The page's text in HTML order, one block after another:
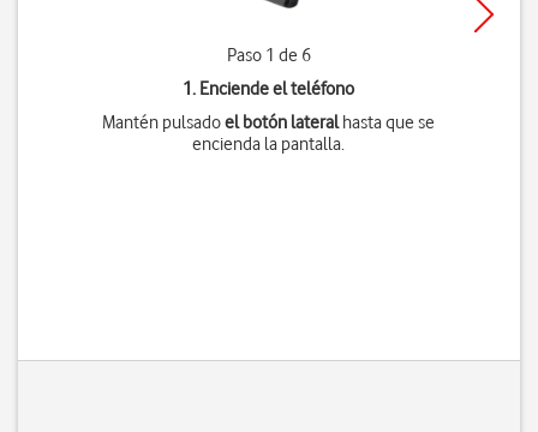
Paso 1 de 6
1. Enciende el teléfono
Mantén pulsadoel botón lateralhasta que se
encienda la pantalla.